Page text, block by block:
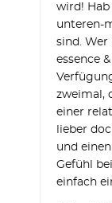
wird! Hab
unteren-
sind. Wer
essence
zweimal,
einer
lieber
und
Gefühl
einfach